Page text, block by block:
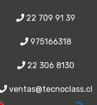
22 709 91 39
975166318
22 306 8130
ventas@tecnoclass.cl